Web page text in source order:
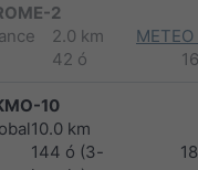
2
2.0 km
42 ó
10
10.0 km
144 ó (3-